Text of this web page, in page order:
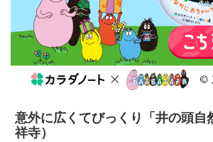
意外に広くてびっくり「井の頭自
祥寺）